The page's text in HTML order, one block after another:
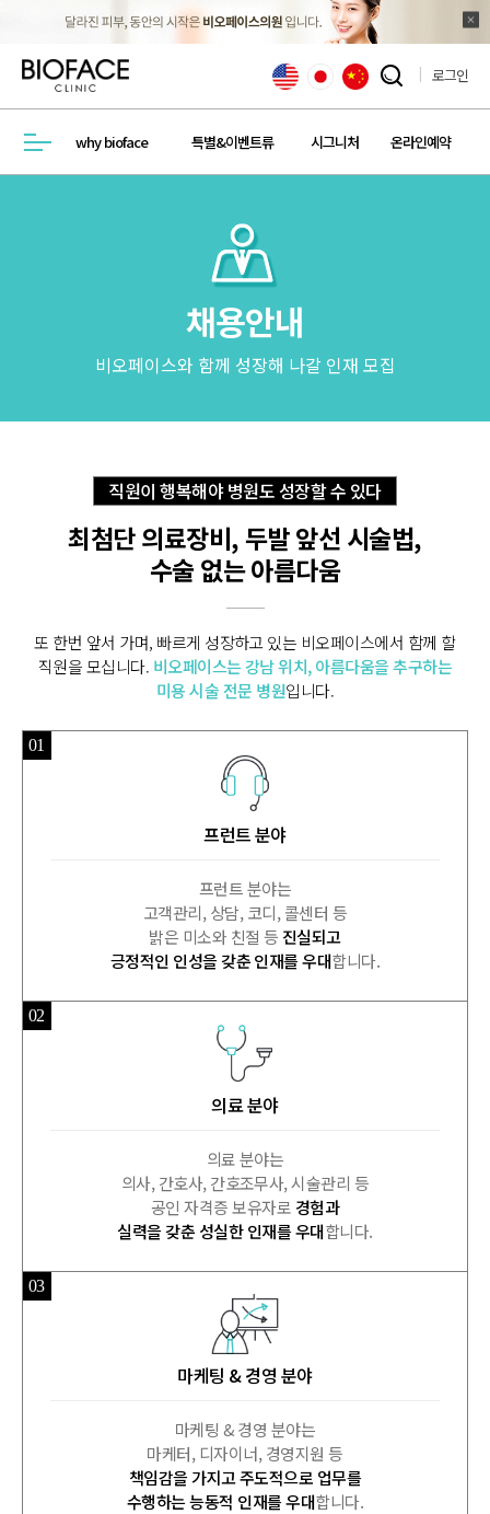
검색창 열기
로그인
메뉴열기why bioface 특별&이벤트류 시그니처 온라인예약
채용안내
비오페이스와 함께 성장해 나갈 인재 모집
직원이 행복해야 병원도 성장할 수 있다
최첨단 의료장비, 두발 앞선 시술법,
수술 없는 아름다움
또 한번 앞서 가며, 빠르게 성장하고 있는 비오페이스에서 함께 할
직원을 모십니다. 비오페이스는 강남 위치, 아름다움을 추구하는
미용 시술 전문 병원입니다.
01
프런트 분야
프런트 분야는
고객관리, 상담, 코디, 콜센터 등
밝은 미소와 친절 등 진실되고
긍정적인 인성을 갖춘 인재를 우대합니다.
02
의료 분야
의료 분야는
의사, 간호사, 간호조무사, 시술관리 등
공인 자격증 보유자로 경험과
실력을 갖춘 성실한 인재를 우대합니다.
03
마케팅 & 경영 분야
마케팅 & 경영 분야는
마케터, 디자이너, 경영지원 등
책임감을 가지고 주도적으로 업무를
수행하는 능동적 인재를 우대합니다.